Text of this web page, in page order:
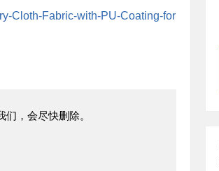
Cloth-Fabric-with-PU-Coating-for
，会尽快删除。